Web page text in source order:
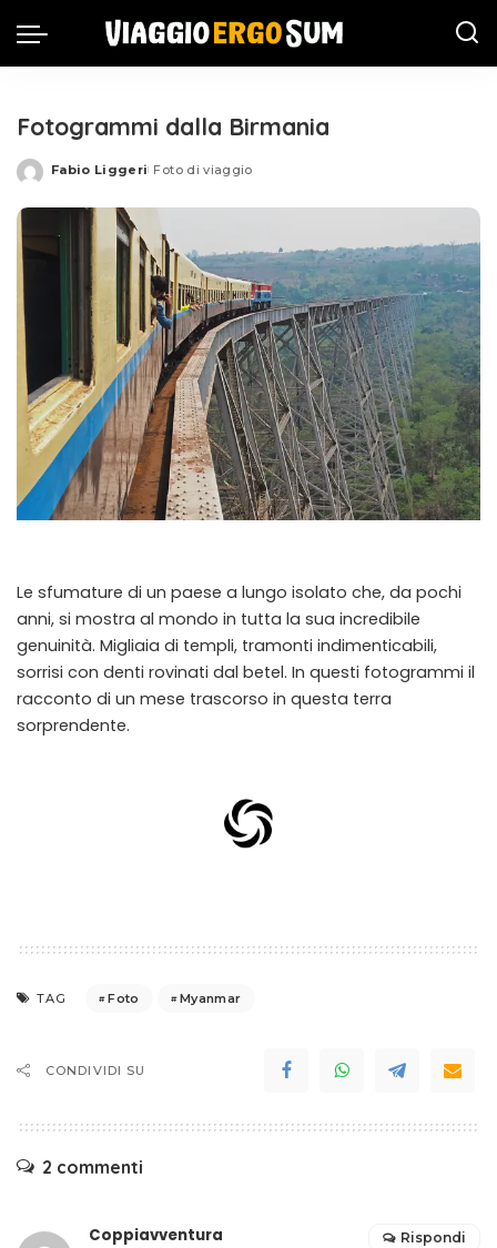
Fotogrammi dalla Birmania
Posted
Fabio Liggeri Foto di viaggio
Le sfumature di un paese a lungo isolato che, da pochi
anni, si mostra al mondo in tutta la sua incredibile
genuinità. Migliaia di templi, tramonti indimenticabili,
sorrisi con denti rovinati dal betel. In questi fotogrammi il
racconto di un mese trascorso in questa terra
sorprendente.
TAG Foto Myanmar
CONDIVIDI SU
2 commenti
Coppiavventura Rispondi